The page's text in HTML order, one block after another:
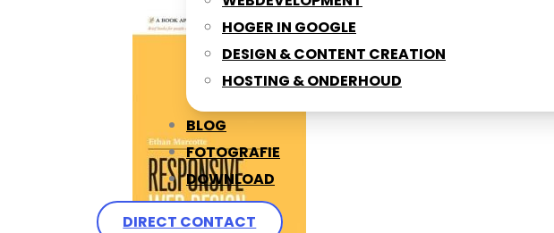
HOGER IN GOOGLE
DESIGN & CONTENT CREATION
HOSTING & ONDERHOUD
BLOG
FOTOGRAFIE
DOWNLOAD
DIRECT CONTACT